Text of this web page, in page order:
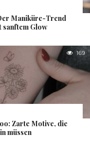
Maniküre-Trend
Glow
169
Zarte Motive, die
müssen